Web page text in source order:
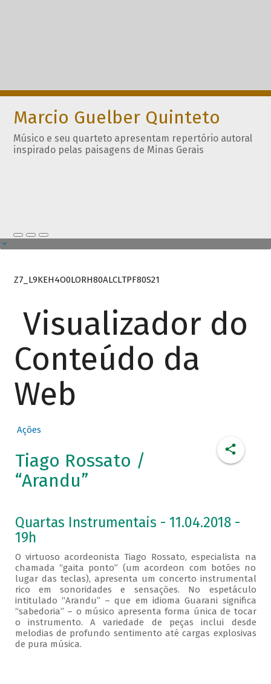
Marcio Guelber Quinteto
Músico e seu quarteto apresentam repertório autoral
inspirado pelas paisagens de Minas Gerais
Z7_L9KEH4O0LORH80ALCLTPF80S21
Visualizador do
Conteúdo da
Web
Ações
Tiago Rossato /
“Arandu”
Quartas Instrumentais - 11.04.2018 -
19h
O virtuoso acordeonista Tiago Rossato, especialista na
chamada “gaita ponto” (um acordeon com botões no
lugar das teclas), apresenta um concerto instrumental
rico em sonoridades e sensações. No espetáculo
intitulado “Arandu” – que em idioma Guarani significa
“sabedoria” – o músico apresenta forma única de tocar
o instrumento. A variedade de peças inclui desde
melodias de profundo sentimento até cargas explosivas
de pura música.